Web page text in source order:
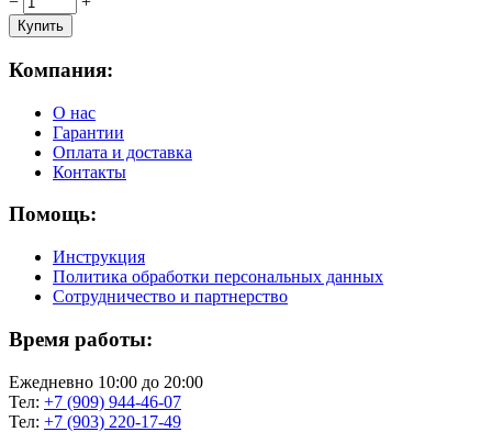
Компания:
О нас
Гарантии
Оплата и доставка
Контакты
Помощь:
Инструкция
Политика обработки персональных данных
Сотрудничество и партнерство
Время работы:
Ежедневно 10:00 до 20:00
Тел: +7 (909) 944-46-07
Тел: +7 (903) 220-17-49